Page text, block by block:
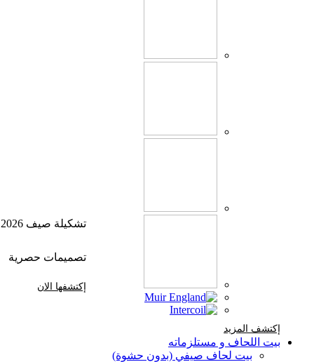
إكتشف المزيد
تشكيلة صيف 2026
تصميمات حصرية
إكتشفها الان
بيت اللحاف و مستلزماته
بيت لحاف صيفي (بدون حشوة)